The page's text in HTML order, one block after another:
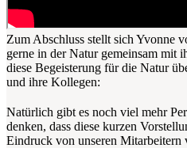
Zum Abschluss stellt sich Yvonne
gerne in der Natur gemeinsam mit
diese Begeisterung für die Natur
und ihre Kollegen:
Natürlich gibt es noch viel mehr
denken, dass diese kurzen
Eindruck von unseren Mitarbeitern